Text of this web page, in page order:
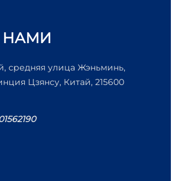
НАМИ
средняя улица Жэньминь,
Цзянсу, Китай, 215600